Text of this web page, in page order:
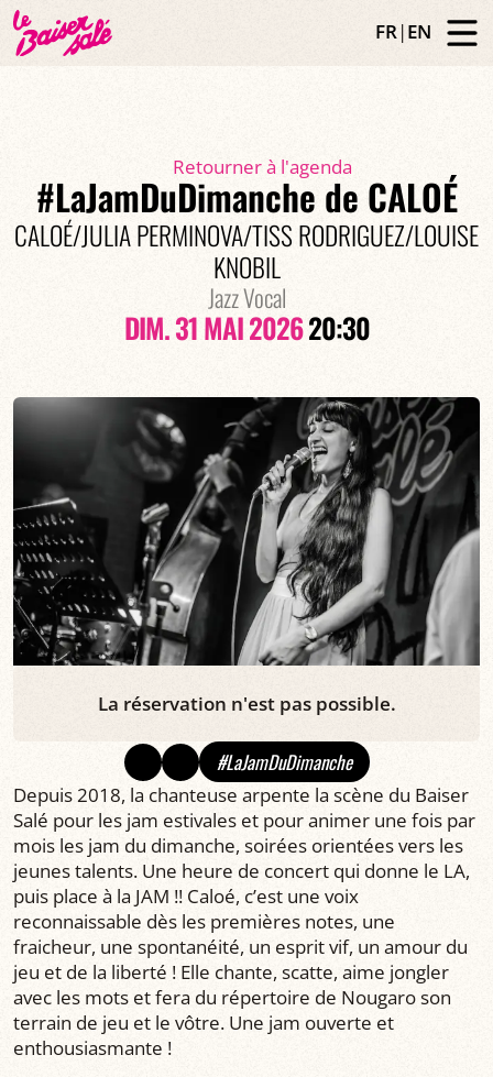
FR|EN
Retourner à l'agenda
#LaJamDuDimanche de CALOÉ
CALOÉ/JULIA PERMINOVA/TISS RODRIGUEZ/LOUISE
KNOBIL
Jazz Vocal
DIM. 31 MAI 202620:30
La réservation n'est pas possible.
#LaJamDuDimanche
Depuis 2018, la chanteuse arpente la scène du Baiser
Salé pour les jam estivales et pour animer une fois par
mois les jam du dimanche, soirées orientées vers les
jeunes talents. Une heure de concert qui donne le LA,
puis place à la JAM !! Caloé, c’est une voix
reconnaissable dès les premières notes, une
fraicheur, une spontanéité, un esprit vif, un amour du
jeu et de la liberté ! Elle chante, scatte, aime jongler
avec les mots et fera du répertoire de Nougaro son
terrain de jeu et le vôtre. Une jam ouverte et
enthousiasmante !